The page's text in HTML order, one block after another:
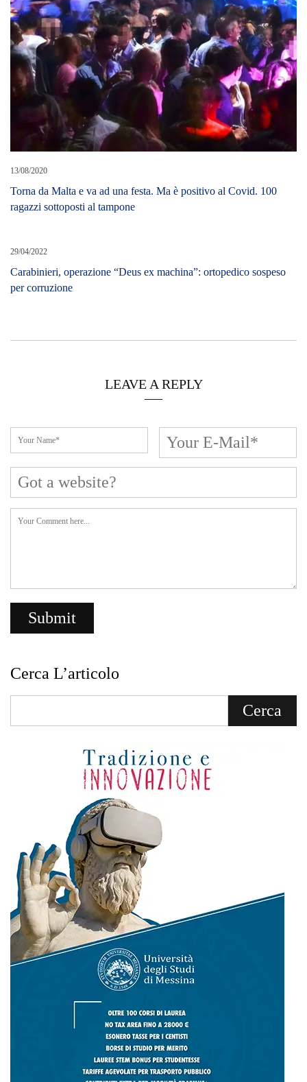
13/08/2020
Torna da Malta e va ad una festa. Ma è positivo al Covid. 100
ragazzi sottoposti al tampone
29/04/2022
Carabinieri, operazione “Deus ex machina”: ortopedico sospeso
per corruzione
LEAVE A REPLY
Cerca L’articolo